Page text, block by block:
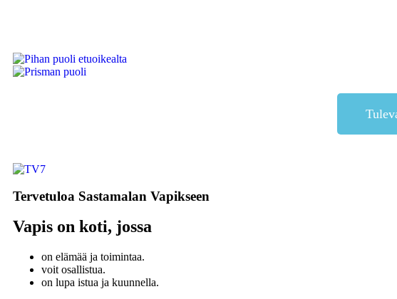
Tervetuloa Sastamalan Vapikseen
Vapis on koti, jossa
on elämää ja toimintaa.
voit osallistua.
on lupa istua ja kuunnella.